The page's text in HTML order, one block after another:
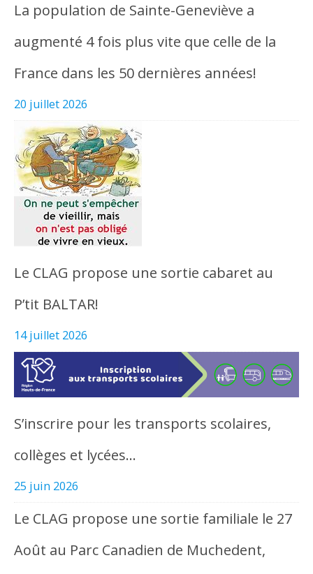
La population de Sainte-Geneviève a
augmenté 4 fois plus vite que celle de la
France dans les 50 dernières années!
20 juillet 2026
Le CLAG propose une sortie cabaret au
P’tit BALTAR!
14 juillet 2026
S’inscrire pour les transports scolaires,
collèges et lycées…
25 juin 2026
Le CLAG propose une sortie familiale le 27
Août au Parc Canadien de Muchedent,